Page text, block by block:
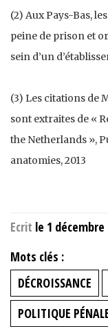
(2) Aux Pays-Bas,
peine de prison et
sein d’un
(3) Les citations de
sont extraites de «
the Netherlands »,
anatomies, 2013
Ecrit le 1 décembre
Mots clés :
DÉCROISSANCE
POLITIQUE